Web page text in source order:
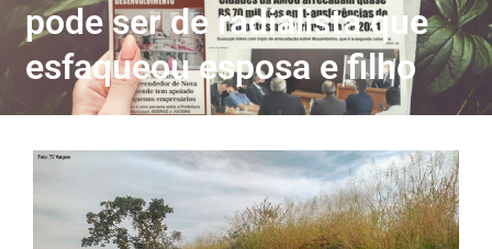
pode ser de radialista que
esfaqueou esposa e filho